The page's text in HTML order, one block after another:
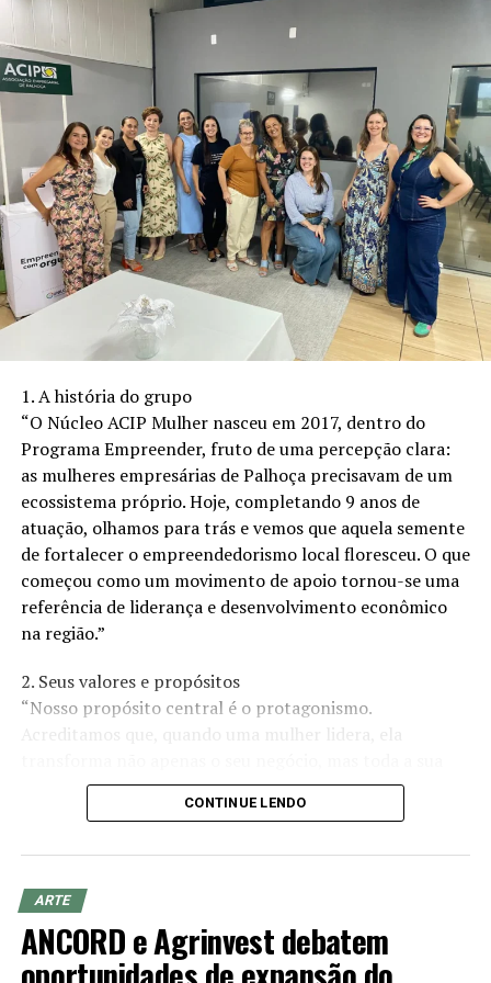
Para o futuro, Joe pretende iniciar seus estudos em
Produção Musical e seguir fortalecendo seus projetos
em Florianópolis, como o Rolé do Milk, além da
tradicional HALLOGAY e um novo selo de festas às
sextas-feiras, valorizando os DJs locais e aproximando
artistas e público.
Instagram: @joemusicdj
Contato: +55 48 93380-1186
1. A história do grupo
“O Núcleo ACIP Mulher nasceu em 2017, dentro do
Programa Empreender, fruto de uma percepção clara:
as mulheres empresárias de Palhoça precisavam de um
ecossistema próprio. Hoje, completando 9 anos de
atuação, olhamos para trás e vemos que aquela semente
de fortalecer o empreendedorismo local floresceu. O que
começou como um movimento de apoio tornou-se uma
referência de liderança e desenvolvimento econômico
na região.”
2. Seus valores e propósitos
“Nosso propósito central é o protagonismo.
Acreditamos que, quando uma mulher lidera, ela
comunidade. Nossos valores são pautados na
colaboração, na ética e no crescimento conjunto. Não
caminhe lado a lado com o fortalecimento da mulher
enquanto gestora e tomadora de decisão.”
3. Sua trajetória e impacto
CONTINUE LENDO
ARTE
ANCORD e Agrinvest debatem